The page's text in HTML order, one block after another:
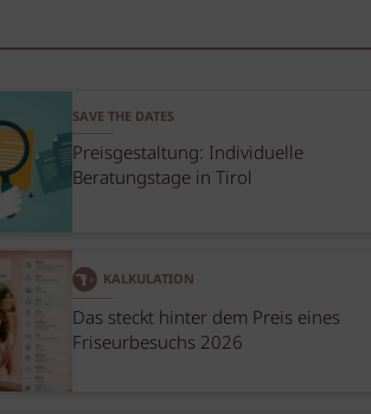
SAVE THE DATES
Preisgestaltung: Individuelle
Beratungstage in Tirol
KALKULATION
Das steckt hinter dem Preis eines
Friseurbesuchs 2026